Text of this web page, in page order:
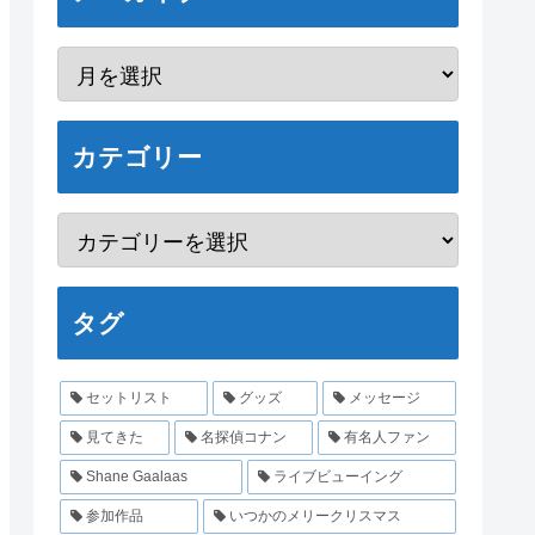
カテゴリー
タグ
セットリスト グッズ メッセージ
見てきた 名探偵コナン 有名人ファン
Shane Gaalaas ライブビューイング
参加作品 いつかのメリークリスマス